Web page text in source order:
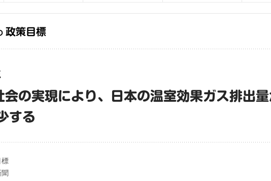
政策目標
会の実現により、日本の温室効果ガス排出
する
標